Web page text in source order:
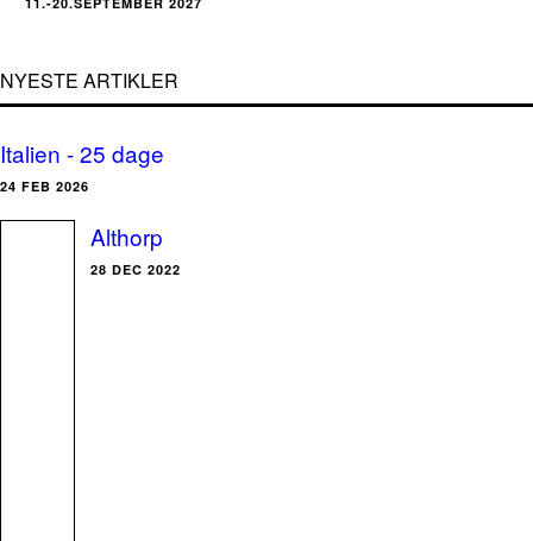
NYESTE ARTIKLER
Italien - 25 dage
24 FEB 2026
Althorp
28 DEC 2022